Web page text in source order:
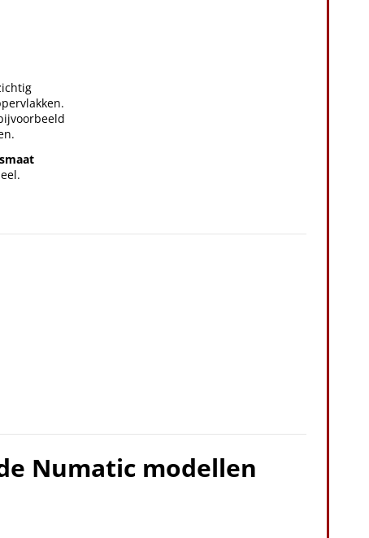
Numatic modellen